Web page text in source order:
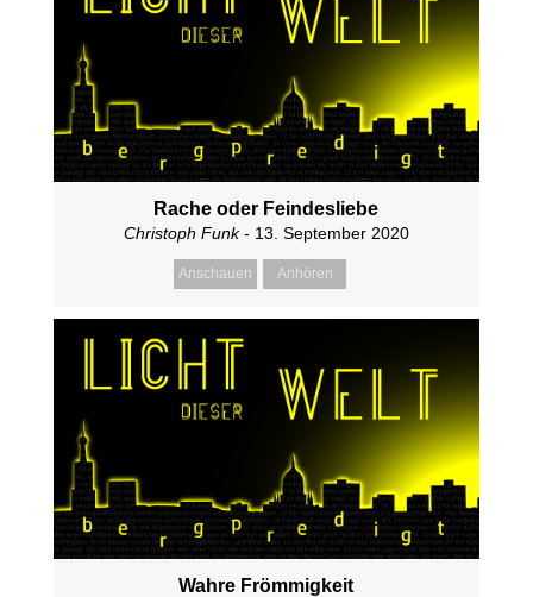
Rache oder Feindesliebe
Christoph Funk- 13. September 2020
Anschauen Anhören
Wahre Frömmigkeit